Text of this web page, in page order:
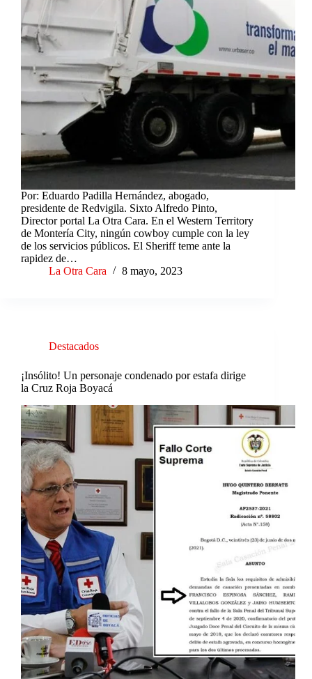
Por: Eduardo Padilla Hernández, abogado,
presidente de Redvigila. Sixto Alfredo Pinto,
Director portal La Otra Cara. En el Western Territory
de Montería City, ningún cowboy cumple con la ley
de los servicios públicos. El Sheriff teme ante la
rapidez de…
La Otra Cara
8 mayo, 2023
Destacados
¡Insólito! Un personaje condenado por estafa dirige
la Cruz Roja Boyacá